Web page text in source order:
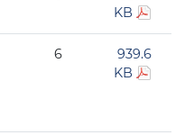
KB
6
939.6
KB